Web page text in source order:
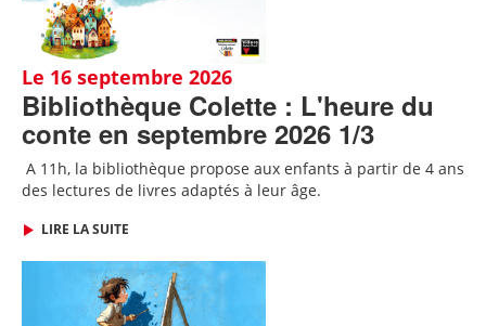
Le 16 septembre 2026
Bibliothèque Colette : L'heure du
conte en septembre 2026 1/3
A 11h, la bibliothèque propose aux enfants à partir de 4 ans
des lectures de livres adaptés à leur âge.
LIRE LA SUITE